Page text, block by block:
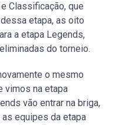
Classificação, que
etapa, as oito
a etapa Legends,
do torneio.
o mesmo
vimos na etapa
vão entrar na briga,
equipes da etapa